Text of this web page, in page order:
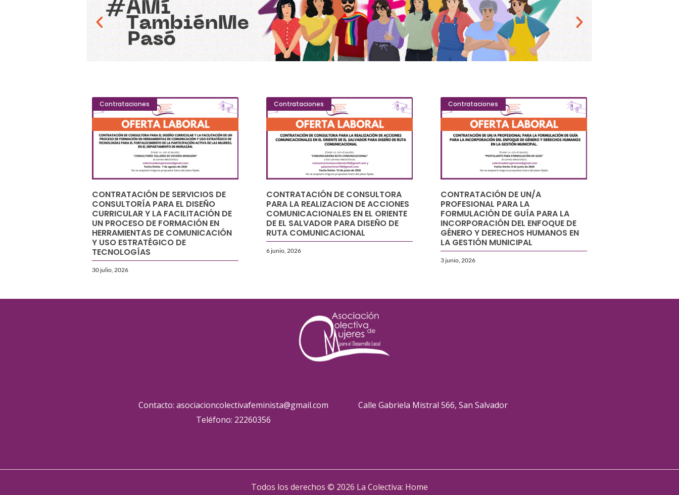
Publicaciones
Contrataciones
CONTRATACIÓN DE SERVICIOS DE
CONSULTORÍA PARA EL DISEÑO
CURRICULAR Y LA FACILITACIÓN DE
UN PROCESO DE FORMACIÓN EN
HERRAMIENTAS DE COMUNICACIÓN
Y USO ESTRATÉGICO DE
TECNOLOGÍAS
30 julio, 2026
Contrataciones
CONTRATACIÓN DE CONSULTORA
PARA LA REALIZACION DE ACCIONES
COMUNICACIONALES EN EL ORIENTE
DE EL SALVADOR PARA DISEÑO DE
RUTA COMUNICACIONAL
6 junio, 2026
Contrataciones
CONTRATACIÓN DE UN/A
PROFESIONAL PARA LA
FORMULACIÓN DE GUÍA PARA LA
INCORPORACIÓN DEL ENFOQUE DE
GÉNERO Y DERECHOS HUMANOS EN
LA GESTIÓN MUNICIPAL
3 junio, 2026
Contacto: asociacioncolectivafeminista@gmail.com
Teléfono: 22260356
Calle Gabriela Mistral 566, San Salvador
Todos los derechos © 2026 La Colectiva: Home